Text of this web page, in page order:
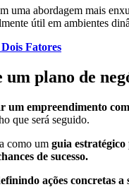
uma abordagem mais
útil em ambientes
Fatores
plano de
empreendimento
que será seguido.
como um guia
de sucesso.
ações concretas